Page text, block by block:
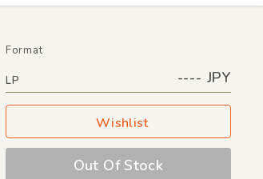
Format
LP ---- JPY
Wishlist
Out Of Stock